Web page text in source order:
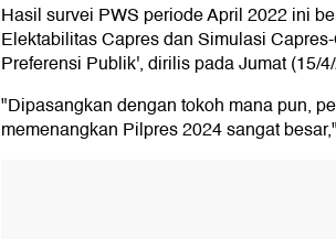
Hasil survei PWS periode April 2022 ini
Elektabilitas Capres dan Simulasi
Preferensi Publik', dirilis pada Jumat (15/
"Dipasangkan dengan tokoh mana pun,
memenangkan Pilpres 2024 sangat